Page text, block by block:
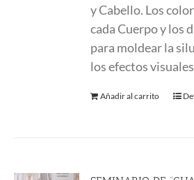
y Cabello. Los
cada Cuerpo y los
para moldear la
los efectos
Añadir al carrito